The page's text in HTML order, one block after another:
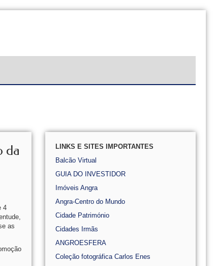
da
4
as
LINKS E SITES IMPORTANTES
Balcão Virtual
GUIA DO INVESTIDOR
Imóveis Angra
Angra-Centro do Mundo
Cidade Património
Cidades Irmãs
ANGROESFERA
Coleção fotográfica Carlos Enes